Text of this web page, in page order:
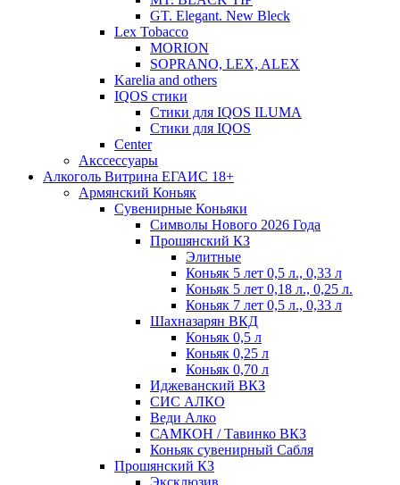
GT. Elegant. New Bleck
Lex Tobacco
MORION
SOPRANO, LEX, ALEX
Karelia and others
IQOS стики
Стики для IQOS ILUMA
Стики для IQOS
Сenter
Акссессуары
Алкоголь Витрина ЕГАИС 18+
Армянский Коньяк
Сувенирные Коньяки
Символы Нового 2026 Года
Прошянский КЗ
Элитные
Коньяк 5 лет 0,5 л., 0,33 л
Коньяк 5 лет 0,18 л., 0,25 л.
Коньяк 7 лет 0,5 л., 0,33 л
Шахназарян ВКД
Коньяк 0,5 л
Коньяк 0,25 л
Коньяк 0,70 л
Иджеванский ВКЗ
СИС АЛКО
Веди Алко
САМКОН / Тавинко ВКЗ
Коньяк сувенирный Сабля
Прошянский КЗ
Эксклюзив